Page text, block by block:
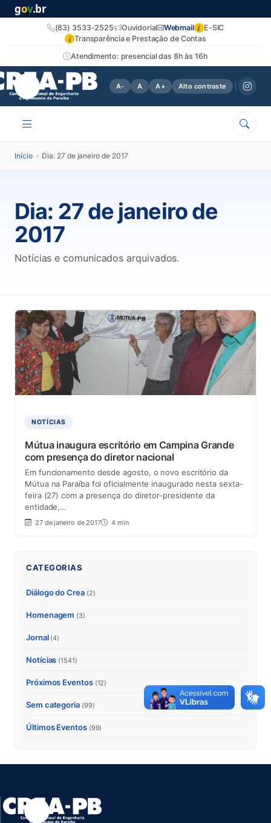
gov.br
Atendimento: presencial das 8h às 16h
(83) 3533-2525 Ouvidoria Webmail i E-SIC
i Transparência e Prestação de Contas
A- A A+ Alto contraste
Início › Dia: 27 de janeiro de 2017
Dia: 27 de janeiro de
2017
Notícias e comunicados arquivados.
NOTÍCIAS
Mútua inaugura escritório em Campina Grande
com presença do diretor nacional
Em funcionamento desde agosto, o novo escritório da
Mútua na Paraíba foi oficialmente inaugurado nesta sexta-
feira (27) com a presença do diretor-presidente da
entidade,…
27 de janeiro de 2017 4 min
CATEGORIAS
Diálogo do Crea (2)
Homenagem (3)
Jornal (4)
Notícias (1541)
Próximos Eventos (12)
Sem categoria (99)
Últimos Eventos (99)